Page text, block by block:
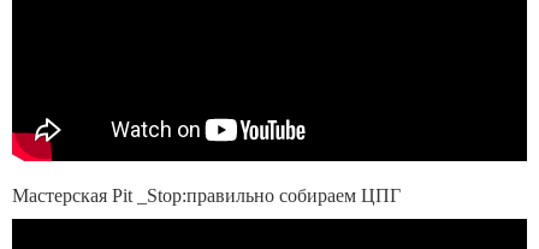
Мастерская Pit _Stop:правильно собираем ЦПГ